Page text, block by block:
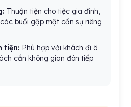
Thuận tiện cho tiệc gia đình,
buổi gặp mặt cần sự riêng
tiện: Phù hợp với khách đi ô
cần không gian đón tiếp